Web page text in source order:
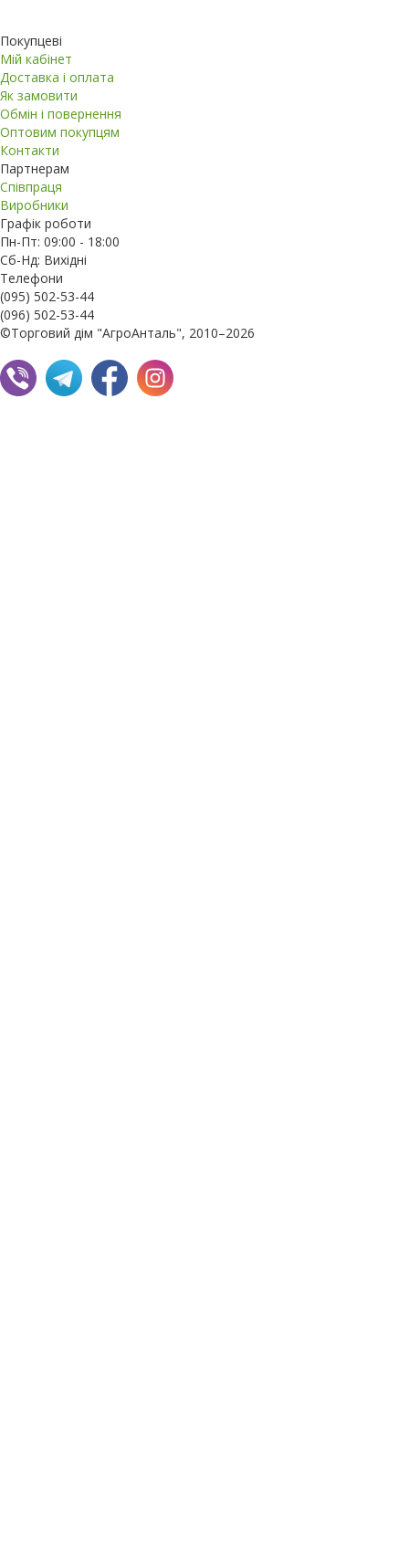
Покупцеві
Мій кабінет
Доставка і оплата
Як замовити
Обмін і повернення
Оптовим покупцям
Контакти
Партнерам
Співпраця
Виробники
Графік роботи
Пн-Пт: 09:00 - 18:00
Сб-Нд: Вихідні
Телефони
(095) 502-53-44
(096) 502-53-44
©Торговий дім "АгроАнталь", 2010–2026